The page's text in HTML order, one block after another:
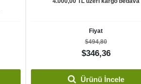
Fiyat
$494,80
$346,36
Ürünü İncele